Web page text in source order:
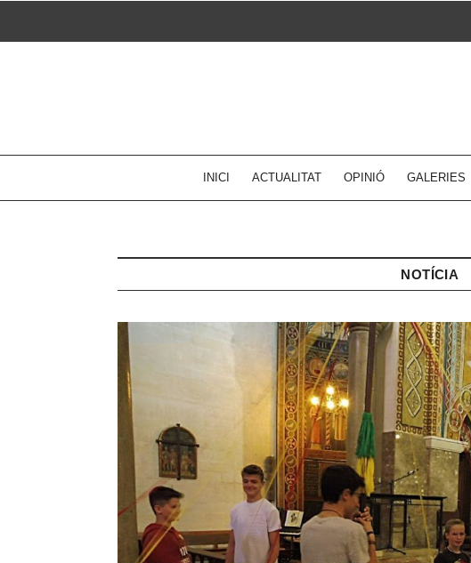
INICI ACTUALITAT OPINIÓ GALERIES
NOTÍCIA